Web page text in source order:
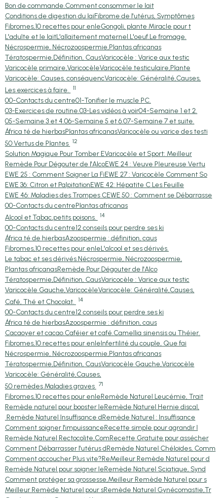
Bon de commande.Comment consommer le lait
Conditions de digestion du laiFibrome de l'utérus, Symptômes
Fibromes,10 recettes pour enleGongoli, plante Miracle pour t
L'adulte et le laitL'allaitement maternel.L'oeuf.Le fromage.
Nécrospermie, Nécrozoospermie,Plantas africanas
Tératospermie,Définition, CausVaricocèle : Varice aux testic
Varicocèle primaire,VaricocèleVaricocèle testiculaire,Plante
Varicocèle: Causes, conséquencVaricocèle: Généralité,Causes,
Les exercices à faire.
11
00-Contacts du centre01-Tonifier le muscle PC.
03-Exercices de routine.03-Les vidéos à voir04-Semaine 1 et 2.
05-Semaine 3 et 4.06-Semaine 5 et 6.07-Semaine 7 et suite.
África té de hierbasPlantas africanasVaricocèle ou varice des testi
50 Vertus de Plantes 12
Solution Magique Pour Tomber EVaricocèle et Sport: Meilleur
Remède Pour Dégouter de l'AlcoEWE 24 : Veuve Pleureuse Vertu
EWE 25 : Comment Soigner La FiEWE 27 : Varicocèle Comment So
EWE 36: Citron et PalpitationEWE 42: Hépatite C Les Feuille
EWE 46: Maladies des Trompes CEWE 50 : Comment se Débarrasse
00-Contacts du centrePlantas africanas
Alcool et Tabac,petits poisons.
14
00-Contacts du centre12 conseils pour perdre ses ki
África té de hierbasAzoospermie : définition, caus
Fibromes,10 recettes pour enleL'alcool et ses dérivés.
Le tabac et ses dérivés.Nécrospermie, Nécrozoospermie,
Plantas africanasRemède Pour Dégouter de l'Alco
Tératospermie,Définition, CausVaricocèle : Varice aux testic
Varicocèle Gauche,VaricocèleVaricocèle: Généralité,Causes,
Café, Thé et Chocolat.
14
00-Contacts du centre12 conseils pour perdre ses ki
África té de hierbasAzoospermie : définition, caus
Cacaoyer et cacao.Caféier et café.Camellia sinensis ou Théier.
Fibromes,10 recettes pour enleInfertilité du couple, Que fai
Nécrospermie, Nécrozoospermie,Plantas africanas
Tératospermie,Définition, CausVaricocèle Gauche,Varicocèle
Varicocèle: Généralité,Causes,
50 remèdes Maladies graves 71
Fibromes,10 recettes pour enleRemède Naturel Leucémie, Trait
Remède naturel pour booster leRemède Naturel Hernie discal,
Remède Naturel Insuffisance dRemède Naturel : Insuffisance
Comment soigner l'impuissanceRecette simple pour agrandir l
Remède Naturel Rectocolite,ComRecette Gratuite pour assécher
Comment Débarrasser l'utérus dRemède Naturel Chéloïdes, Comm
Comment accoucher Plus vite?ReMeilleur Remède Naturel pour d
Remède Naturel pour soigner leRemède Naturel Sciatique, Synd
Comment protéger sa grossesse,Meilleur Remède Naturel pour s
Meilleur Remède Naturel pour sRemède Naturel Gynécomastie,Tr